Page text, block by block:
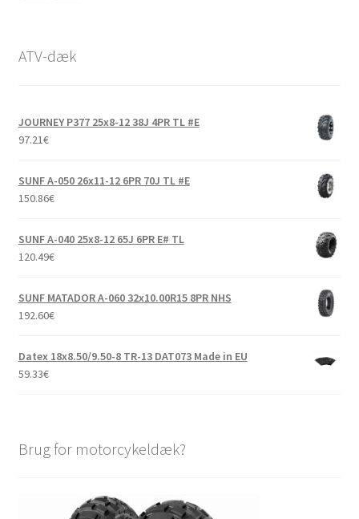
ATV-dæk
JOURNEY P377 25x8-12 38J 4PR TL #E
97.21€
SUNF A-050 26x11-12 6PR 70J TL #E
150.86€
SUNF A-040 25x8-12 65J 6PR E# TL
120.49€
SUNF MATADOR A-060 32x10.00R15 8PR NHS
192.60€
Datex 18x8.50/9.50-8 TR-13 DAT073 Made in EU
59.33€
Brug for motorcykeldæk?